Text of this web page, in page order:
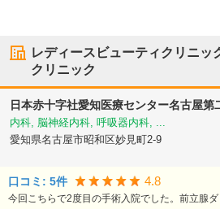
レディースビューティクリニッ
クリニック
日本赤十字社愛知医療センター名古屋第
内科, 脳神経内科, 呼吸器内科, ...
愛知県名古屋市昭和区妙見町2-9
口コミ: 5件 4.8
今回こちらで2度目の手術入院でした。前立腺